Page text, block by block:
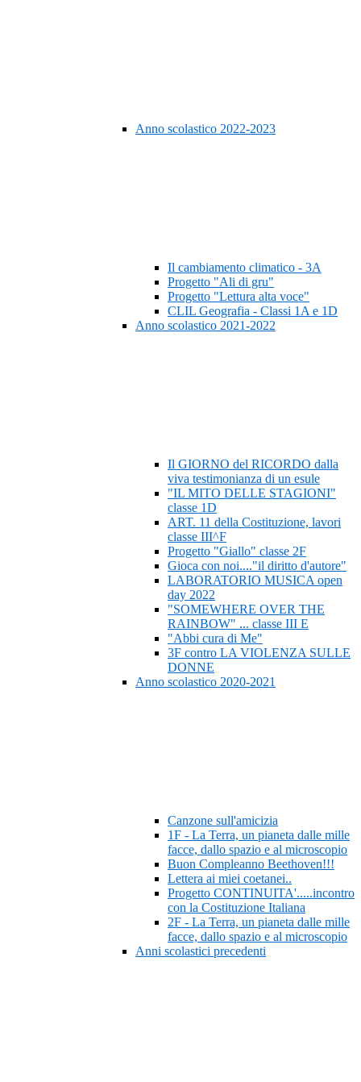
Anno scolastico 2022-2023
Il cambiamento climatico - 3A
Progetto "Ali di gru"
Progetto "Lettura alta voce"
CLIL Geografia - Classi 1A e 1D
Anno scolastico 2021-2022
Il GIORNO del RICORDO dalla
viva testimonianza di un esule
"IL MITO DELLE STAGIONI"
classe 1D
ART. 11 della Costituzione, lavori
classe III^F
Progetto "Giallo" classe 2F
Gioca con noi...."il diritto d'autore"
LABORATORIO MUSICA open
day 2022
"SOMEWHERE OVER THE
RAINBOW" ... classe III E
"Abbi cura di Me"
3F contro LA VIOLENZA SULLE
DONNE
Anno scolastico 2020-2021
Canzone sull'amicizia
1F - La Terra, un pianeta dalle mille
facce, dallo spazio e al microscopio
Buon Compleanno Beethoven!!!
Lettera ai miei coetanei..
Progetto CONTINUITA'.....incontro
con la Costituzione Italiana
2F - La Terra, un pianeta dalle mille
facce, dallo spazio e al microscopio
Anni scolastici precedenti